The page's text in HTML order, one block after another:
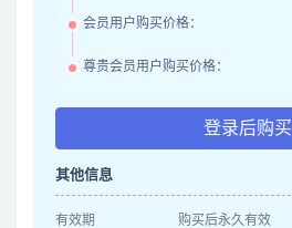
会员用户购买价格：
尊贵会员用户购买价格：
登录后购买
其他信息
有效期 购买后永久有效